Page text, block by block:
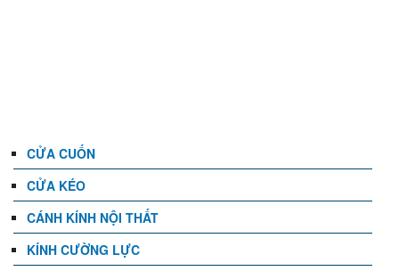
CỬA CUỐN
CỬA KÉO
CÁNH KÍNH NỘI THẤT
KÍNH CƯỜNG LỰC